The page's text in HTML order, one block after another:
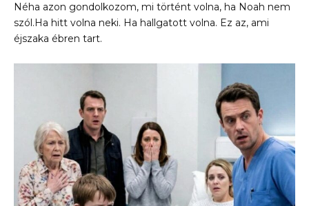
Néha azon gondolkozom, mi történt volna, ha Noah nem
szól.Ha hitt volna neki. Ha hallgatott volna. Ez az, ami
éjszaka ébren tart.